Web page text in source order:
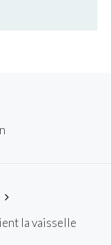
la vaisselle